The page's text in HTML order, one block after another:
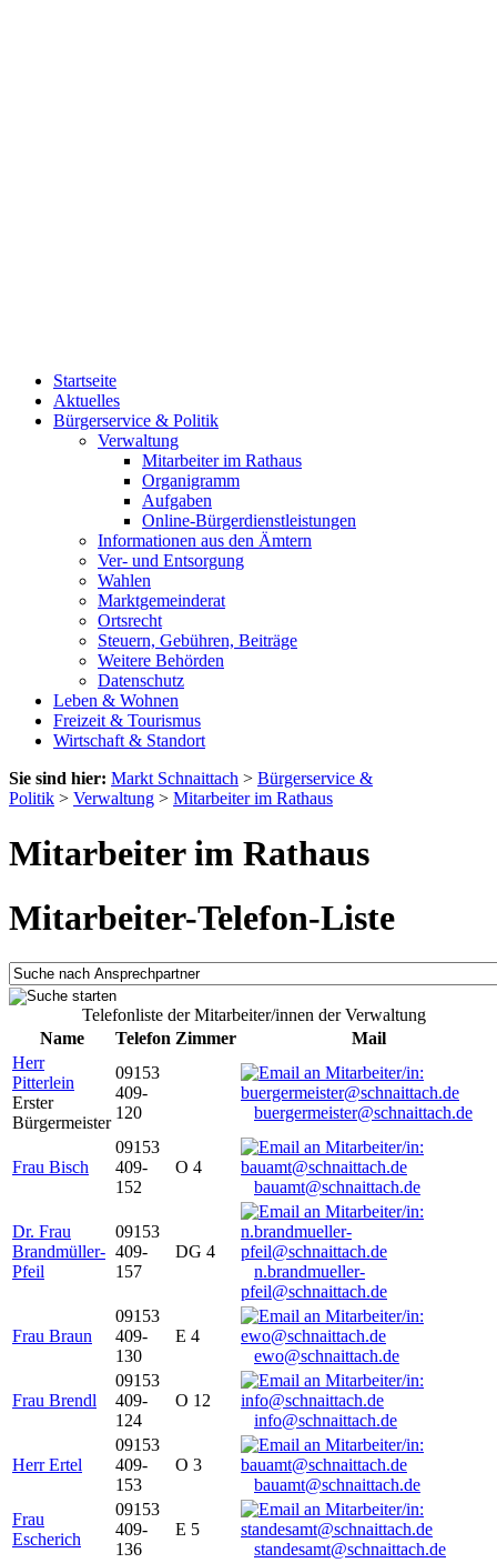
Startseite
Aktuelles
Bürgerservice & Politik
Verwaltung
Mitarbeiter im Rathaus
Organigramm
Aufgaben
Online-Bürgerdienstleistungen
Informationen aus den Ämtern
Ver- und Entsorgung
Wahlen
Marktgemeinderat
Ortsrecht
Steuern, Gebühren, Beiträge
Weitere Behörden
Datenschutz
Leben & Wohnen
Freizeit & Tourismus
Wirtschaft & Standort
Sie sind hier: Markt Schnaittach > Bürgerservice &
Politik > Verwaltung > Mitarbeiter im Rathaus
Mitarbeiter im Rathaus
Mitarbeiter-Telefon-Liste
Telefonliste der Mitarbeiter/innen der Verwaltung
Name
Telefon Zimmer
Mail
Herr
Pitterlein
Erster
Bürgermeister
09153
409-
120
buergermeister@schnaittach.de
Frau Bisch
09153
409-
152
O 4
bauamt@schnaittach.de
Dr. Frau
Brandmüller-
Pfeil
09153
409-
157
DG 4
n.brandmueller-
pfeil@schnaittach.de
Frau Braun
09153
409-
130
E 4
ewo@schnaittach.de
Frau Brendl
09153
409-
124
O 12
info@schnaittach.de
Herr Ertel
09153
409-
153
O 3
bauamt@schnaittach.de
Frau
Escherich
09153
409-
136
E 5
standesamt@schnaittach.de